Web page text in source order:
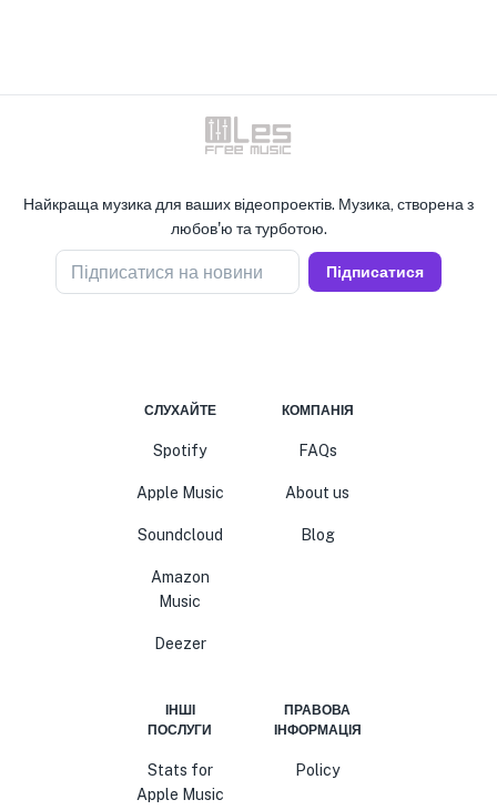
Найкраща музика для ваших відеопроектів. Музика, створена з
любов'ю та турботою.
Підписатися на новини Підписатися
СЛУХАЙТЕ
Spotify
Apple Music
Soundcloud
Amazon
Music
Deezer
КОМПАНІЯ
FAQs
About us
Blog
ІНШІ
ПОСЛУГИ
Stats for
Apple Music
ПРАВОВА
ІНФОРМАЦІЯ
Policy